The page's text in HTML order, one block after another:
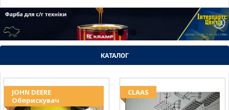
КАТАЛОГ
JOHN DEERE
Обприскувач
CLAAS